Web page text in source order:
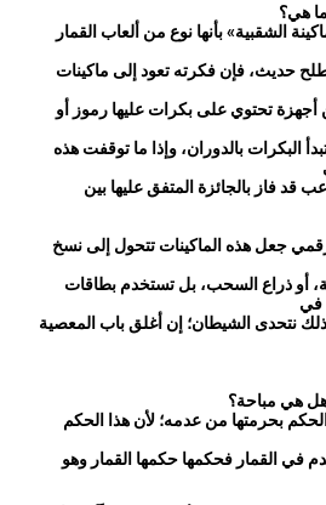
الشقبية» بأنها نوع من ألعاب القمار
حديث، فإن فكرته تعود إلى ماكينات
أجهزة تحتوي على بكرات عليها رموز أو
البكرات بالدوران، وإذا ما توقفت هذه
قد فاز بالجائزة المتفق عليها بين
جعل هذه الماكينات تتحول إلى نسخ
أو ذراع السحب، بل تستخدم بطاقات
في
بذلك نتحدى الشيطان؛ إن أغلق باب المعصية
الحكم بحرمتها من عدمه؛ لأن هذا الحكم
في القمار فحكمها حكمها القمار وهو